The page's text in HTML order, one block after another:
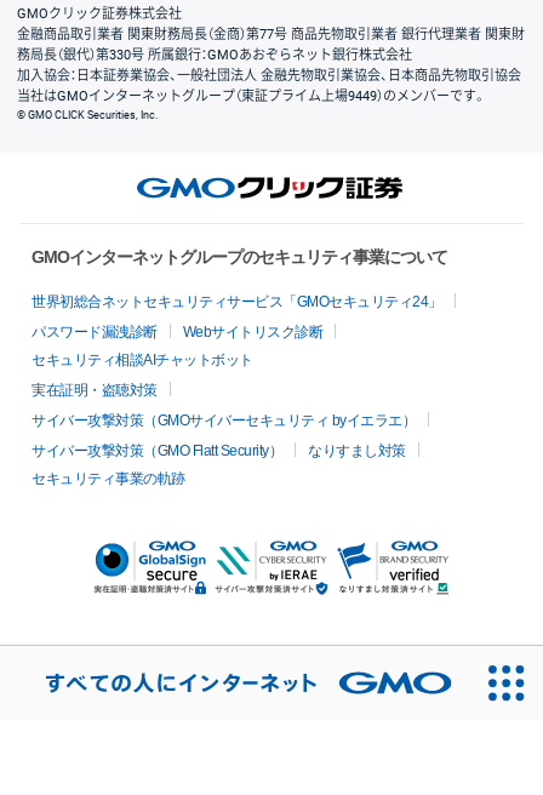
GMOクリック証券株式会社
金融商品取引業者 関東財務局長（金商）第77号 商品先物取引業者 銀行代理業者 関東財
務局長（銀代）第330号 所属銀行：GMOあおぞらネット銀行株式会社
加入協会：日本証券業協会、一般社団法人 金融先物取引業協会、日本商品先物取引協会
当社はGMOインターネットグループ（東証プライム上場9449）のメンバーです。
© GMO CLICK Securities, Inc.
GMOインターネットグループのセキュリティ事業について
世界初総合ネットセキュリティサービス「GMOセキュリティ24」
パスワード漏洩診断
Webサイトリスク診断
セキュリティ相談AIチャットボット
実在証明・盗聴対策
サイバー攻撃対策（GMOサイバーセキュリティ byイエラエ）
サイバー攻撃対策（GMO Flatt Security）
なりすまし対策
セキュリティ事業の軌跡